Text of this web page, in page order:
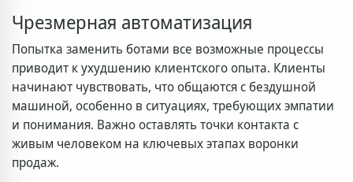
Чрезмерная автоматизация
Попытка заменить ботами все возможные процессы
приводит к ухудшению клиентского опыта. Клиенты
начинают чувствовать, что общаются с бездушной
машиной, особенно в ситуациях, требующих эмпатии
и понимания. Важно оставлять точки контакта с
живым человеком на ключевых этапах воронки
продаж.